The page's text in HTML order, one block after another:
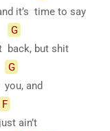
it’s time to say
G
back, but shit
G
you, and
F
just ain’t